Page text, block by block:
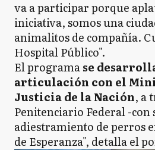
va a participar porque
iniciativa, somos una
animalitos de compañía.
Hospital Público".
El programase
articulación con el
Justicia de la Nación, a
Penitenciario Federal -con
adiestramiento de perros
de Esperanza", detalla el